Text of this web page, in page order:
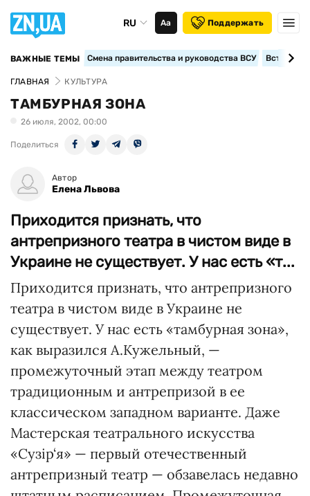
RU Аа Поддержать
ВАЖНЫЕ ТЕМЫ Смена правительства и руководства ВСУ
ГЛАВНАЯ КУЛЬТУРА
ТАМБУРНАЯ ЗОНА
26 июля, 2002, 00:00
Поделиться
Автор
Елена Львова
Приходится признать, что
антрепризного театра в чистом виде в
Украине не существует. У нас есть «т...
Приходится признать, что антрепризного
театра в чистом виде в Украине не
существует. У нас есть «тамбурная зона»,
как выразился А.Кужельный, —
промежуточный этап между театром
традиционным и антрепризой в ее
классическом западном варианте. Даже
Мастерская театрального искусства
«Сузiр‘я» — первый отечественный
антрепризный театр — обзавелась недавно